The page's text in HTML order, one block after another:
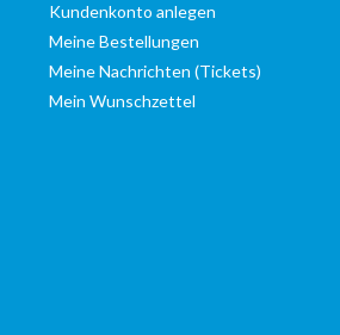
Kundenkonto anlegen
Meine Bestellungen
Meine Nachrichten (Tickets)
Mein Wunschzettel